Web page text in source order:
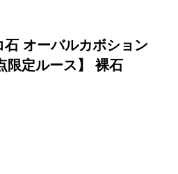
石 オーバルカボション
限定ルース】 裸石